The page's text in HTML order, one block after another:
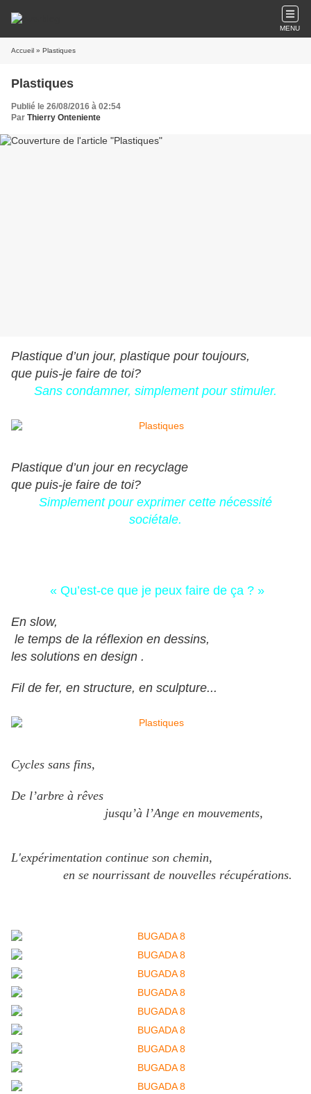
MENU
Accueil » Plastiques
Plastiques
Publié le 26/08/2016 à 02:54
Par Thierry Onteniente
Plastique d’un jour, plastique pour toujours,
que puis-je faire de toi?
Sans condamner, simplement pour stimuler.
Plastique d’un jour en recyclage
que puis-je faire de toi?
Simplement pour exprimer cette nécessité
sociétale.
« Qu’est-ce que je peux faire de ça ? »
En slow,
le temps de la réflexion en dessins,
les solutions en design .
Fil de fer, en structure, en sculpture...
Cycles sans fins,
De l’arbre à rêves
jusqu’à l’Ange en mouvements,
L'expérimentation continue son chemin,
en se nourrissant de nouvelles récupérations.